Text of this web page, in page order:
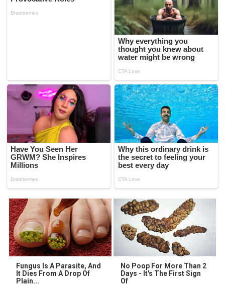
Fungus Is A Parasite, And
It Dies From A Drop Of
Plain...
No Poop For More Than 2
Days - It's The First Sign
Of